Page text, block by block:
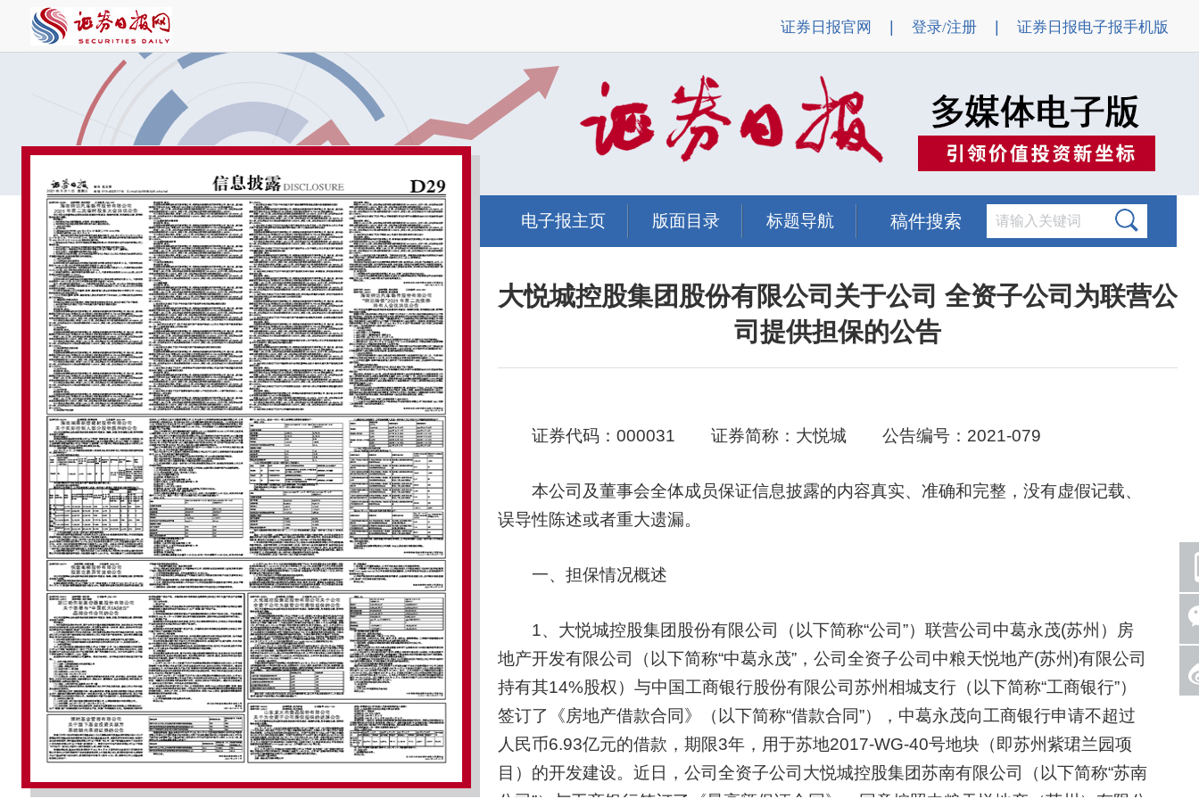
证券日报官网 登录/注册 证券日报电子报手机版
电子报主页 版面目录 标题导航 稿件搜索
大悦城控股集团股份有限公司关于公司 全资子公司为联营公
司提供担保的公告
证券代码：000031 证券简称：大悦城 公告编号：2021-079
本公司及董事会全体成员保证信息披露的内容真实、准确和完整，没有虚假记载、
误导性陈述或者重大遗漏。
一、担保情况概述
1、大悦城控股集团股份有限公司（以下简称“公司”）联营公司中葛永茂(苏州）房
地产开发有限公司（以下简称“中葛永茂”，公司全资子公司中粮天悦地产(苏州)有限公司
持有其14%股权）与中国工商银行股份有限公司苏州相城支行（以下简称“工商银行”）
签订了《房地产借款合同》（以下简称“借款合同”），中葛永茂向工商银行申请不超过
人民币6.93亿元的借款，期限3年，用于苏地2017-WG-40号地块（即苏州紫珺兰园项
目）的开发建设。近日，公司全资子公司大悦城控股集团苏南有限公司（以下简称“苏南